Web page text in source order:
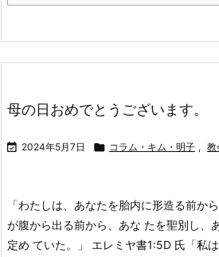
母の日おめでとうございます。
 2024年5月7日  コラム・キム・明子 , 教
「わたしは、あなたを胎内に形造る前か
が腹から出る前から、あな たを聖別し、
定め ていた。」 エレミヤ書1:5D 氏「私